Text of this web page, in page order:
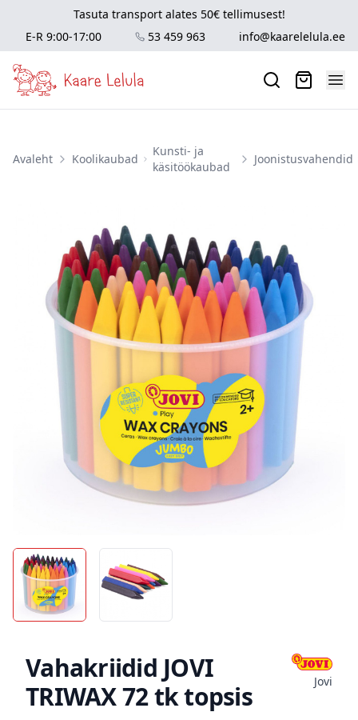
Tasuta transport alates 50€ tellimusest!
E-R 9:00-17:00
53 459 963 info@kaarelelula.ee
Avaleht Koolikaubad
Kunsti- ja
käsitöökaubad
Joonistusvahendid
Vahakriidid JOVI
TRIWAX 72 tk topsis
Jovi